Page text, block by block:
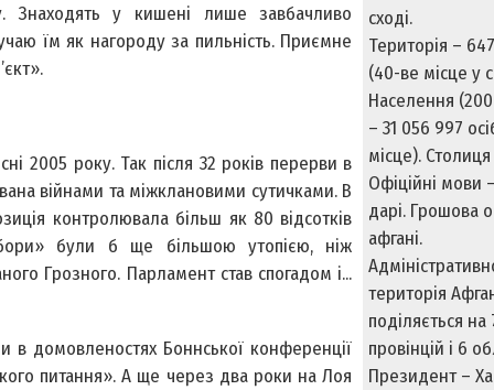
сході.
Територія –
(40-ве місце у
Населення
– 31 056 997
місце).
Офіційні мови
дарі. Грошова
афгані.
територія
поділяється на
провінцій і 6
Президент –
Знаходять у кишені лише завбачливо
їм як нагороду за пильність. Приємне
2005 року. Так після 32 років перерви в
війнами та міжклановими сутичками. В
контролювала більш як 80 відсотків
були б ще більшою утопією, ніж
Грозного. Парламент став спогадом і...
в домовленостях Боннської конференції
питання». А ще через два роки на Лоя